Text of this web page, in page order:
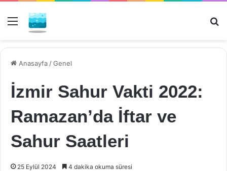
Menü
Anasayfa /Genel
İzmir Sahur Vakti 2022:
Ramazan’da İftar ve
Sahur Saatleri
25 Eylül 2024 4 dakika okuma süresi